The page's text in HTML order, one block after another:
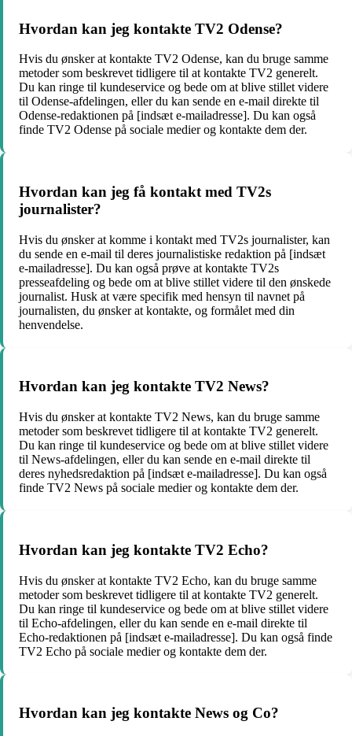
Hvordan kan jeg kontakte TV2 Odense?
Hvis du ønsker at kontakte TV2 Odense, kan du bruge samme
metoder som beskrevet tidligere til at kontakte TV2 generelt.
Du kan ringe til kundeservice og bede om at blive stillet videre
til Odense-afdelingen, eller du kan sende en e-mail direkte til
Odense-redaktionen på [indsæt e-mailadresse]. Du kan også
finde TV2 Odense på sociale medier og kontakte dem der.
Hvordan kan jeg få kontakt med TV2s
journalister?
Hvis du ønsker at komme i kontakt med TV2s journalister, kan
du sende en e-mail til deres journalistiske redaktion på [indsæt
e-mailadresse]. Du kan også prøve at kontakte TV2s
presseafdeling og bede om at blive stillet videre til den ønskede
journalist. Husk at være specifik med hensyn til navnet på
journalisten, du ønsker at kontakte, og formålet med din
henvendelse.
Hvordan kan jeg kontakte TV2 News?
Hvis du ønsker at kontakte TV2 News, kan du bruge samme
metoder som beskrevet tidligere til at kontakte TV2 generelt.
Du kan ringe til kundeservice og bede om at blive stillet videre
til News-afdelingen, eller du kan sende en e-mail direkte til
deres nyhedsredaktion på [indsæt e-mailadresse]. Du kan også
finde TV2 News på sociale medier og kontakte dem der.
Hvordan kan jeg kontakte TV2 Echo?
Hvis du ønsker at kontakte TV2 Echo, kan du bruge samme
metoder som beskrevet tidligere til at kontakte TV2 generelt.
Du kan ringe til kundeservice og bede om at blive stillet videre
til Echo-afdelingen, eller du kan sende en e-mail direkte til
Echo-redaktionen på [indsæt e-mailadresse]. Du kan også finde
TV2 Echo på sociale medier og kontakte dem der.
Hvordan kan jeg kontakte News og Co?